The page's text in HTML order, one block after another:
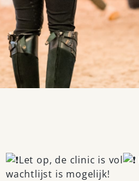
Let op, de clinic is vol
wachtlijst is mogelijk!